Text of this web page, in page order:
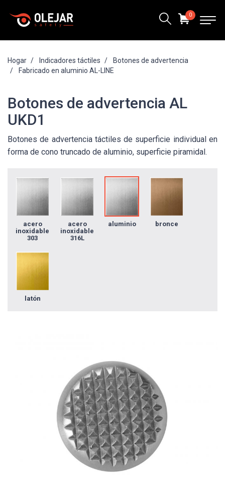
Hogar Indicadores táctiles
Botones de advertencia
Fabricado en aluminio AL-LINE
Botones de advertencia AL
UKD1
Botones de advertencia táctiles de superficie individual en
forma de cono truncado de aluminio, superficie piramidal.
acero
inoxidable
303
acero
inoxidable
316L
aluminio bronce
latón
0